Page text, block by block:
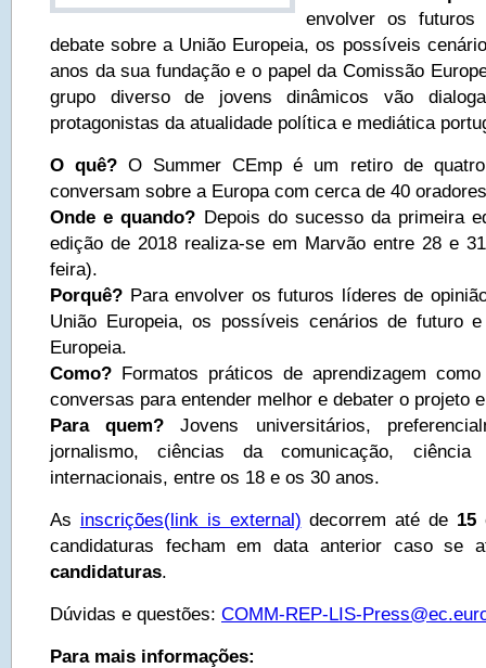
envolver os
debate sobre a União Europeia, os possíveis
anos da sua fundação e o papel da Comissão
grupo diverso de jovens dinâmicos vão
protagonistas da atualidade política e mediática
O quê? O Summer CEmp é um retiro de
conversam sobre a Europa com cerca de 40
Onde e quando? Depois do sucesso da primeira
edição de 2018 realiza-se em Marvão entre 28 e
feira).
Porquê? Para envolver os futuros líderes de
União Europeia, os possíveis cenários de futuro
Europeia.
Como? Formatos práticos de aprendizagem
conversas para entender melhor e debater o projeto
Para quem? Jovens universitários,
jornalismo, ciências da comunicação,
internacionais, entre os 18 e os 30 anos.
As inscrições(link is external) decorrem até de 15
candidaturas fecham em data anterior caso se
candidaturas.
Dúvidas e questões: COMM-REP-LIS-
Para mais informações: